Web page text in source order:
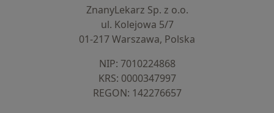
ZnanyLekarz Sp. z o.o.
ul. Kolejowa 5/7
01-217 Warszawa, Polska
NIP: ⁠7010224868
KRS: ⁠0000347997
REGON: ⁠142276657